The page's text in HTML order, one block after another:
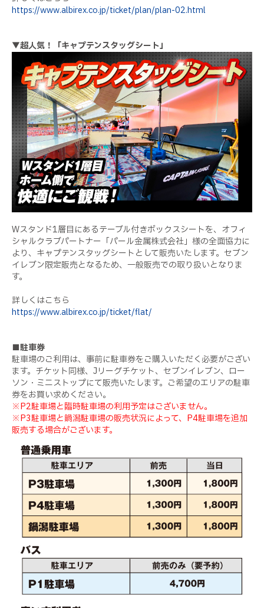
https://www.albirex.co.jp/ticket/plan/plan-02.html
▼超人気！「キャプテンスタッグシート」
Wスタンド1層目にあるテーブル付きボックスシートを、オフィ
シャルクラブパートナー「パール金属株式会社」様の全面協力に
より、キャプテンスタッグシートとして販売いたします。セブン
イレブン限定販売となるため、一般販売での取り扱いとなりま
す。
詳しくはこちら
https://www.albirex.co.jp/ticket/flat/
■駐車券
駐車場のご利用は、事前に駐車券をご購入いただく必要がござい
ます。チケット同様、Jリーグチケット、セブンイレブン、ロー
ソン・ミニストップにて販売いたします。ご希望のエリアの駐車
券をお買い求めください。
※P2駐車場と臨時駐車場の利用予定はございません。
※P3駐車場と鍋潟駐車場の販売状況によって、P4駐車場を追加
販売する場合がございます。